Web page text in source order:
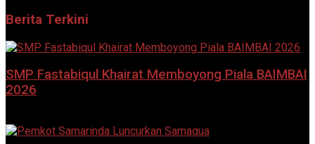
Berita Terkini
SMP Fastabiqul Khairat Memboyong Piala BAIMBAI
2026